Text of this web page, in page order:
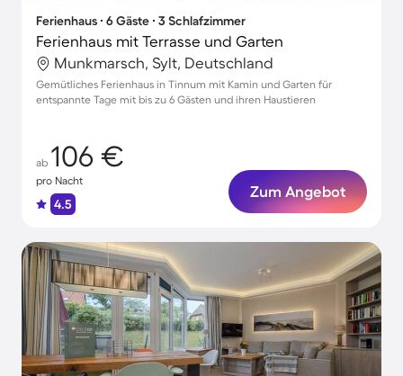
Ferienhaus ∙ 6 Gäste ∙ 3 Schlafzimmer
Ferienhaus mit Terrasse und Garten
Munkmarsch, Sylt, Deutschland
Gemütliches Ferienhaus in Tinnum mit Kamin und Garten für
entspannte Tage mit bis zu 6 Gästen und ihren Haustieren
ab 106 €
pro Nacht
4.5
Zum Angebot